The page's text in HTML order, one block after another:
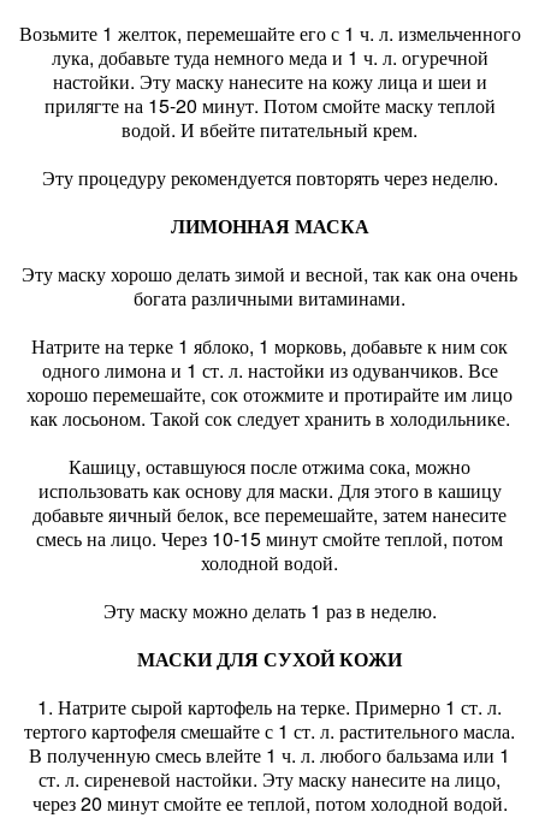
Возьмите 1 желток, перемешайте его с 1 ч. л. измельченного
лука, добавьте туда немного меда и 1 ч. л. огуречной
настойки. Эту маску нанесите на кожу лица и шеи и
прилягте на 15-20 минут. Потом смойте маску теплой
водой. И вбейте питательный крем.
Эту процедуру рекомендуется повторять через неделю.
ЛИМОННАЯ МАСКА
Эту маску хорошо делать зимой и весной, так как она очень
богата различными витаминами.
Натрите на терке 1 яблоко, 1 морковь, добавьте к ним сок
одного лимона и 1 ст. л. настойки из одуванчиков. Все
хорошо перемешайте, сок отожмите и протирайте им лицо
как лосьоном. Такой сок следует хранить в холодильнике.
Кашицу, оставшуюся после отжима сока, можно
использовать как основу для маски. Для этого в кашицу
добавьте яичный белок, все перемешайте, затем нанесите
смесь на лицо. Через 10-15 минут смойте теплой, потом
холодной водой.
Эту маску можно делать 1 раз в неделю.
МАСКИ ДЛЯ СУХОЙ КОЖИ
1. Натрите сырой картофель на терке. Примерно 1 ст. л.
тертого картофеля смешайте с 1 ст. л. растительного масла.
В полученную смесь влейте 1 ч. л. любого бальзама или 1
ст. л. сиреневой настойки. Эту маску нанесите на лицо,
через 20 минут смойте ее теплой, потом холодной водой.